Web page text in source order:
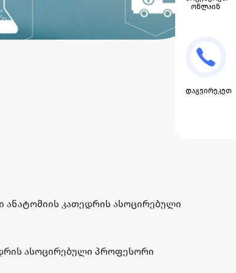
ონლაინ
დაგვირეკეთ
კათედრის ასოცირებული
ასოცირებული პროფესორი